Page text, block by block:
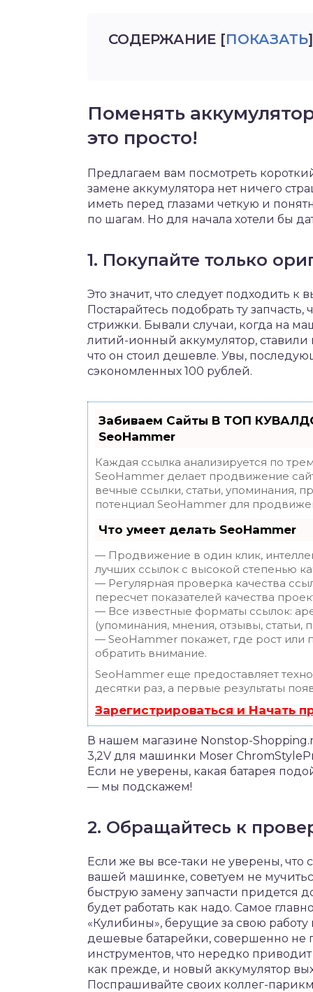
СОДЕРЖАНИЕ [ПОКАЗАТЬ]
Поменять
это просто!
Предлагаем вам посмотреть
замене аккумулятора нет ничего
иметь перед глазами четкую и
по шагам. Но для начала хотели бы
1. Покупайте только
Это значит, что следует подходить к
Постарайтесь подобрать ту
стрижки. Бывали случаи, когда на
литий-ионный аккумулятор,
что он стоил дешевле. Увы,
сэкономленных 100 рублей.
Забиваем Сайты В ТОП
SeoHammer
Каждая ссылка анализируется по
SeoHammer делает продвижение
вечные ссылки, статьи, упоминания,
потенциал SeoHammer для
Что умеет делать SeoHammer
— Продвижение в один клик,
лучших ссылок с высокой степенью
— Регулярная проверка качества
пересчет показателей качества
— Все известные форматы ссылок:
(упоминания, мнения, отзывы, статьи,
— SeoHammer покажет, где рост или
обратить внимание.
SeoHammer еще предоставляет
десятки раз, а первые результаты
Зарегистрироваться и Начать
В нашем магазине Nonstop-
3,2V для машинки Moser
Если не уверены, какая батарея
— мы подскажем!
2. Обращайтесь к
Если же вы все-таки не уверены, что
вашей машинке, советуем не
быструю замену запчасти придется
будет работать как надо. Самое
«Кулибины», берущие за свою
дешевые батарейки, совершенно
инструментов, что нередко
как прежде, и новый аккумулятор
Поспрашивайте своих коллег-